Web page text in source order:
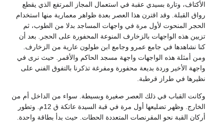
الأكتاف، وتارة بسيدي عقبة في استعمال المجاز المرتفع الذي يقطع
رواق القبلة. وقد اقترن هذا العصر بعدة ظواهر معمارية منها استخدام
الحجر المنحوت لأول مرة في واجهات المساجد بدلا من الطوب، ثم
تزيين هذه الواجهات بالزخارف المنوعة المحفورة على الحجر. بعد أن
كنا نشاهدها في جامع عمرو وجامع ابن طولون عارية من الزخارف.
ومن أمثلة هذه الواجهات واجهة مسجد الحاكم والأقمر. حيث نرى في
واجهة الأخير وردة بديعة محفورة ومفرغة تذكرنا بالتفوق الفني على
نظيرها في طراز قرطبة.
وكانت القباب في ذلك العصر صغيرة وبسيطة. سواء من الداخل أم من
الخارج. وظهر تضليعها أول مرة في قبة السيدة عاتكة ق 12م. وتطور
أركان القبة نحو المقرنصات المتعددة الحطات. حيث بدأ بطاقة واحدة.